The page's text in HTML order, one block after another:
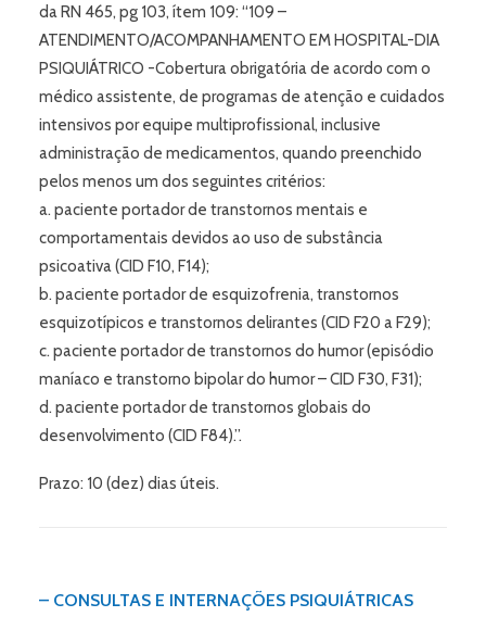
da RN 465, pg 103, ítem 109: “109 –
ATENDIMENTO/ACOMPANHAMENTO EM HOSPITAL-DIA
PSIQUIÁTRICO -Cobertura obrigatória de acordo com o
médico assistente, de programas de atenção e cuidados
intensivos por equipe multiprofissional, inclusive
administração de medicamentos, quando preenchido
pelos menos um dos seguintes critérios:
a. paciente portador de transtornos mentais e
comportamentais devidos ao uso de substância
psicoativa (CID F10, F14);
b. paciente portador de esquizofrenia, transtornos
esquizotípicos e transtornos delirantes (CID F20 a F29);
c. paciente portador de transtornos do humor (episódio
maníaco e transtorno bipolar do humor – CID F30, F31);
d. paciente portador de transtornos globais do
desenvolvimento (CID F84).”.
Prazo: 10 (dez) dias úteis.
– CONSULTAS E INTERNAÇÕES PSIQUIÁTRICAS